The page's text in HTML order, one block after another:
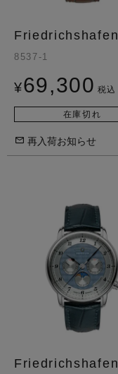
Friedrichshafen
8537-1
¥69,300 税込
在庫切れ
再入荷お知らせ
Friedrichshafen